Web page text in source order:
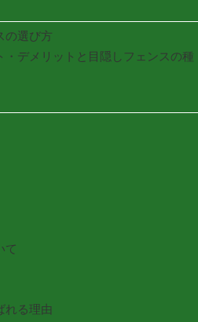
の選び方
・デメリットと目隠しフェンスの種
て
れる理由